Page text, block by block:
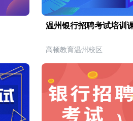
温州银行招聘考试培训
高顿教育温州校区